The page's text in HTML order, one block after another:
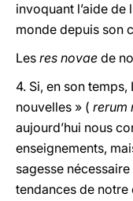
invoquant l’aide de
monde depuis son
Les res novae de
4. Si, en son
nouvelles » ( rerum
aujourd’hui nous
enseignements,
sagesse
tendances de